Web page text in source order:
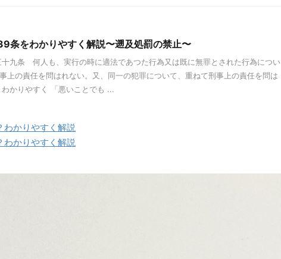
条をわかりやすく解説〜遡及処罰の禁止〜
十九条 何人も、実行の時に適法であつた行為又は既に無罪とされた行為につい
上の責任を問はれない。又、同一の犯罪について、重ねて刑事上の責任を問は
かりやすく 「悪いことでも ...
わかりやすく解説
わかりやすく解説